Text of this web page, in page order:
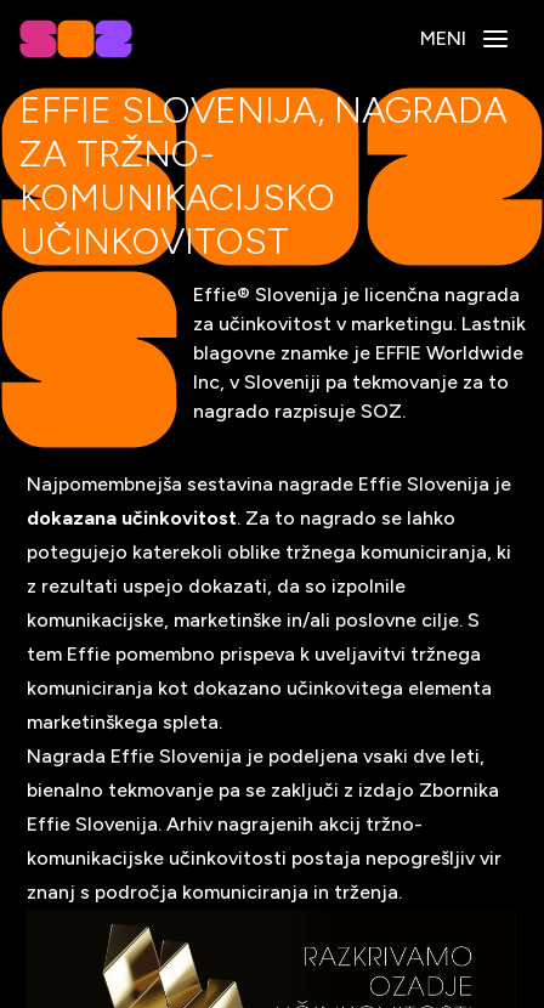
MENI
EFFIE SLOVENIJA, NAGRADA
ZA TRŽNO-
KOMUNIKACIJSKO
UČINKOVITOST
Effie® Slovenija je licenčna nagrada
za učinkovitost v marketingu. Lastnik
blagovne znamke je EFFIE Worldwide
Inc, v Sloveniji pa tekmovanje za to
nagrado razpisuje SOZ.
Najpomembnejša sestavina nagrade Effie Slovenija je
dokazana učinkovitost. Za to nagrado se lahko
potegujejo katerekoli oblike tržnega komuniciranja, ki
z rezultati uspejo dokazati, da so izpolnile
komunikacijske, marketinške in/ali poslovne cilje. S
tem Effie pomembno prispeva k uveljavitvi tržnega
komuniciranja kot dokazano učinkovitega elementa
marketinškega spleta.
Nagrada Effie Slovenija je podeljena vsaki dve leti,
bienalno tekmovanje pa se zaključi z izdajo Zbornika
Effie Slovenija. Arhiv nagrajenih akcij tržno-
komunikacijske učinkovitosti postaja nepogrešljiv vir
znanj s področja komuniciranja in trženja.